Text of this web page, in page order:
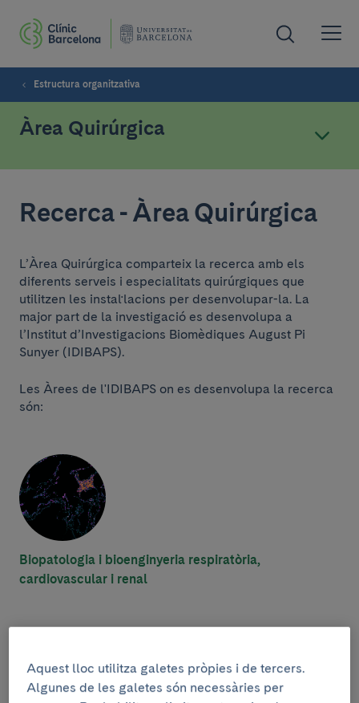
Estructura organitzativa
Àrea Quirúrgica
Recerca - Àrea Quirúrgica
L’Àrea Quirúrgica comparteix la recerca amb els
diferents serveis i especialitats quirúrgiques que
utilitzen les instal·lacions per desenvolupar-la. La
major part de la investigació es desenvolupa a
l’Institut d’Investigacions Biomèdiques August Pi
Sunyer (IDIBAPS).
Les Àrees de l'IDIBAPS on es desenvolupa la recerca
són:
Biopatologia i bioenginyeria respiratòria,
cardiovascular i renal
Aquest lloc utilitza galetes pròpies i de tercers.
Algunes de les galetes són necessàries per